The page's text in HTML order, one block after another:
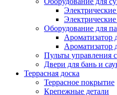
Оборудование для
Ароматизатор
Ароматизатор
Пульты управления
Двери для бань и
Террасная доска
Террасное покрытие
Крепежные детали